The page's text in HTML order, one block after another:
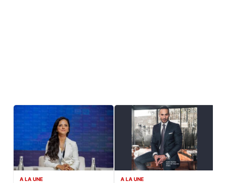
A LA UNE A LA UNE